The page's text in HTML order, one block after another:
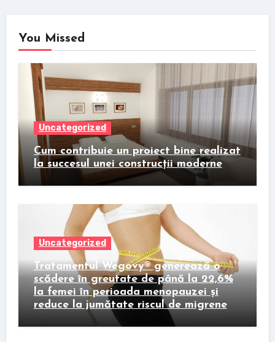
You Missed
Uncategorized
Cum contribuie un proiect bine realizat
la succesul unei construcții moderne
Uncategorized
Tratamentul Wegovy® generează o
scădere în greutate de până la 22,6%
la femei în perioada menopauzei și
reduce la jumătate riscul de migrene